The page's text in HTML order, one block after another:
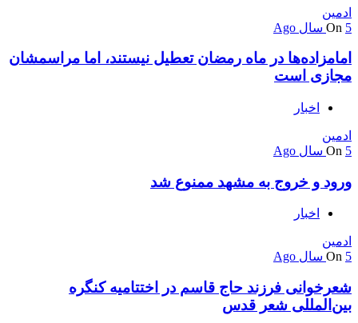
ادمین
On 5 سال Ago
امامزاده‌ها در ماه رمضان تعطیل نیستند، اما مراسمشان
مجازی است
اخبار
ادمین
On 5 سال Ago
ورود و خروج به مشهد ممنوع شد‌
اخبار
ادمین
On 5 سال Ago
شعرخوانی فرزند حاج قاسم در اختتامیه کنگره
بین‌المللی شعر قدس